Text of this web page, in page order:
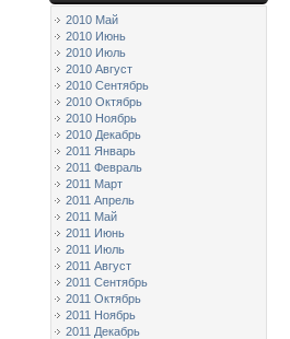
2010 Май
2010 Июнь
2010 Июль
2010 Август
2010 Сентябрь
2010 Октябрь
2010 Ноябрь
2010 Декабрь
2011 Январь
2011 Февраль
2011 Март
2011 Апрель
2011 Май
2011 Июнь
2011 Июль
2011 Август
2011 Сентябрь
2011 Октябрь
2011 Ноябрь
2011 Декабрь